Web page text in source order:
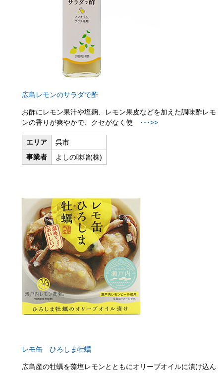
広島レモンのサラダで酢
お酢にレモン果汁や塩麹、レモン果皮などを加えた調味酢レモ
ンの香りが爽やかで、クセがなく使
･･･>>
エリア
呉市
事業者
よしの味噌(株)
レモ缶 ひろしま牡蠣
広島産の牡蠣を藻塩レモンとともにオリーブオイルに漬け込ん